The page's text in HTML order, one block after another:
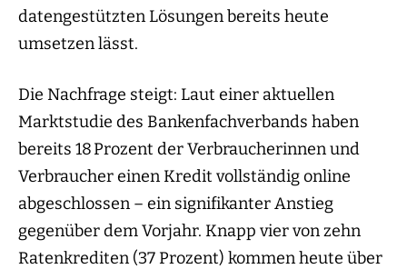
datengestützten Lösungen bereits heute
umsetzen lässt.
Die Nachfrage steigt: Laut einer aktuellen
Marktstudie des Bankenfachverbands haben
bereits 18 Prozent der Verbraucherinnen und
Verbraucher einen Kredit vollständig online
abgeschlossen – ein signifikanter Anstieg
gegenüber dem Vorjahr. Knapp vier von zehn
Ratenkrediten (37 Prozent) kommen heute über